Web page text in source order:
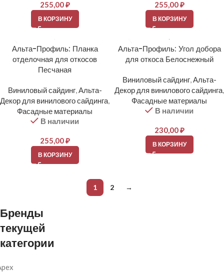
255,00₽
В КОРЗИНУ
255,00₽
В КОРЗИНУ
Альта-Профиль: Планка
отделочная для откосов
Песчаная
Виниловый сайдинг,Альта-
Декор для винилового сайдинга,
Фасадные материалы
В наличии
255,00₽
В КОРЗИНУ
Альта-Профиль: Угол добора
для откоса Белоснежный
Виниловый сайдинг,Альта-
Декор для винилового сайдинга,
Фасадные материалы
В наличии
230,00₽
В КОРЗИНУ
1 2 →
Бренды
текущей
категории